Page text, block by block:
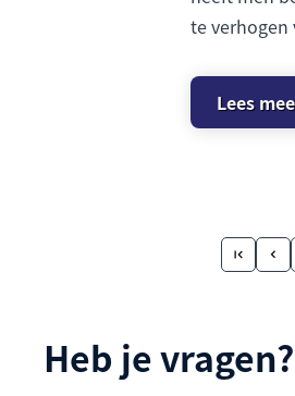
te verhogen
Lees
Heb je